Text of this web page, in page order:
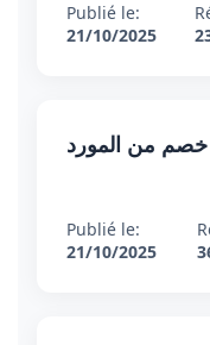
Publié le:
21/10/2025
من المورد
Publié le:
21/10/2025